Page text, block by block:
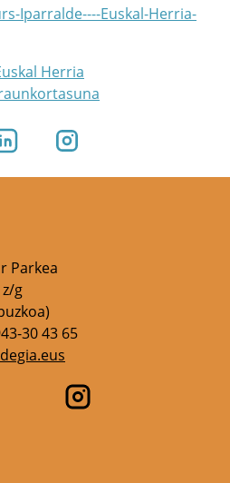
Iparralde----Euskal-Herria-
Herria
Parkea
g
30 43 65